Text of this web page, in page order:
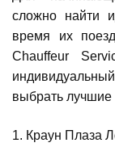
сложно найти
время их
Chauffeur
выбрать лучшие
1. Краун Плаза